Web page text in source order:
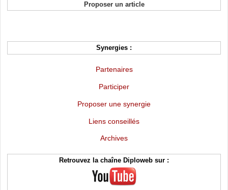
Proposer un article
Synergies :
Partenaires
Participer
Proposer une synergie
Liens conseillés
Archives
Retrouvez la chaîne Diploweb sur :